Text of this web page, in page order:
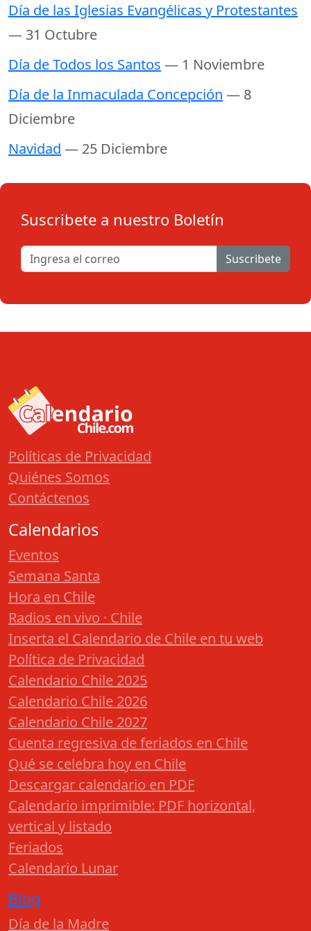
Día de las Iglesias Evangélicas y Protestantes
— 31 Octubre
Día de Todos los Santos — 1 Noviembre
Día de la Inmaculada Concepción — 8
Diciembre
Navidad — 25 Diciembre
Suscribete a nuestro Boletín
Suscribete
Políticas de Privacidad
Quiénes Somos
Contáctenos
Calendarios
Eventos
Semana Santa
Hora en Chile
Radios en vivo · Chile
Inserta el Calendario de Chile en tu web
Política de Privacidad
Calendario Chile 2025
Calendario Chile 2026
Calendario Chile 2027
Cuenta regresiva de feriados en Chile
Qué se celebra hoy en Chile
Descargar calendario en PDF
Calendario imprimible: PDF horizontal,
vertical y listado
Feriados
Calendario Lunar
Blog
Día de la Madre